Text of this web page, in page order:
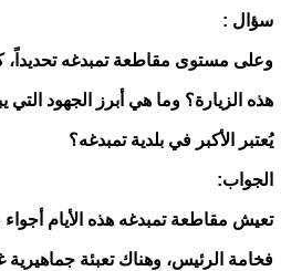
سؤال :
وعلى مستوى مقاطعة تمبدغه تحديداً،
هذه الزيارة؟ وما هي أبرز الجهود
يُعتبر الأكبر في بلدية تمبدغه؟
الجواب:
تعيش مقاطعة تمبدغه هذه الأيام
فخامة الرئيس، وهناك تعبئة